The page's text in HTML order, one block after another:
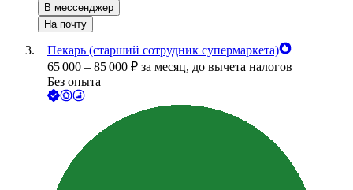
В мессенджер
На почту
Пекарь (старший сотрудник супермаркета)
65 000 – 85 000 ₽ за месяц, до вычета налогов
Без опыта